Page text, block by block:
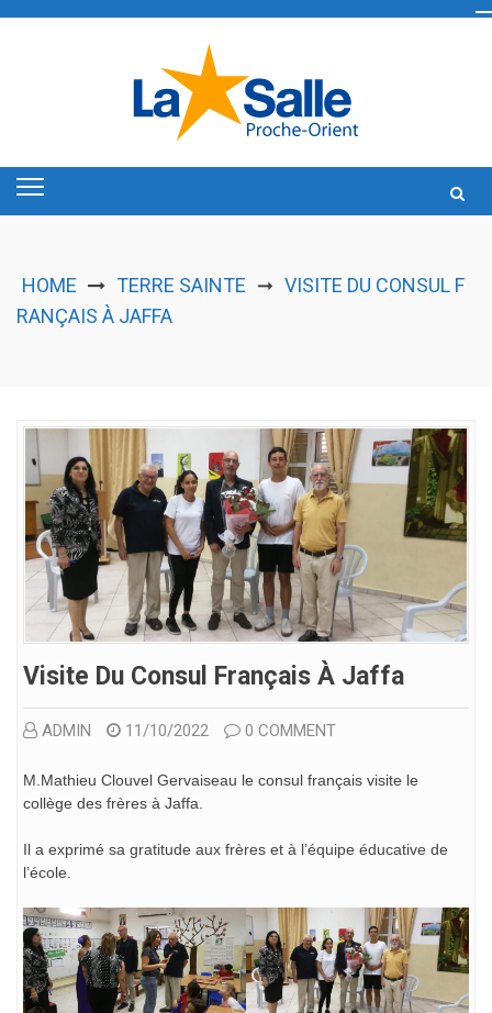
HOME TERRE SAINTE ➞ VISITE DU CONSUL F
RANÇAIS À JAFFA
Visite Du Consul Français À Jaffa
ADMIN 11/10/2022 0 COMMENT
M.Mathieu Clouvel Gervaiseau le consul français visite le
collège des frères à Jaffa.
Il a exprimé sa gratitude aux frères et à l’équipe éducative de
l’école.